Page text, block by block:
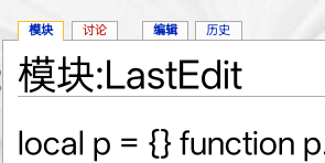
模块:LastEdit
local p = {} function
模块 讨论 编辑 历史